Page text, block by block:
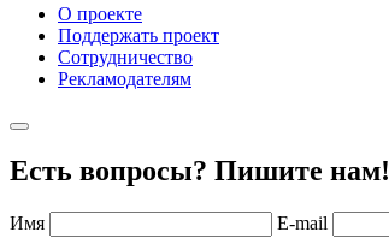
О проекте
Поддержать проект
Сотрудничество
Рекламодателям
Есть вопросы? Пишите нам!
Имя E-mail